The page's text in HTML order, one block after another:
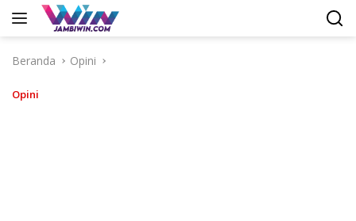
Langsung
Beranda
Opini
Opini